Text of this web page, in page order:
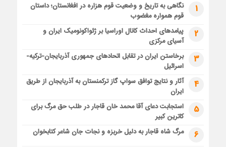
1
نگاهی به تاریخ و وضعیت قوم هزاره در افغانستان؛ داستان
قوم همواره مغضوب
2
پیامدهای احداث کانال اوراسیا بر ژئواکونومیک ایران و
آسیای مرکزی
3
برخاستن ایران در تقابل اتحادهای جمهوری آذربایجان-ترکیه-
اسرائیل
4
آثار و نتایج توافق سواپ گاز ترکمنستان به آذربایجان از طریق
ایران
5
استجابت دعای آقا محمد خان قاجار در طلب حق مرگ برای
کاترین کبیر
6 مرگ شاه قاجار به دلیل خربزه و نجات جان شاعر کتابخوان